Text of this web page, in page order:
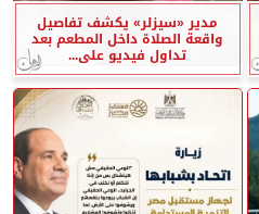
مدير «سيزلر» يكشف تفاصيل
واقعة الصلاة داخل المطعم بعد
تداول فيديو على...